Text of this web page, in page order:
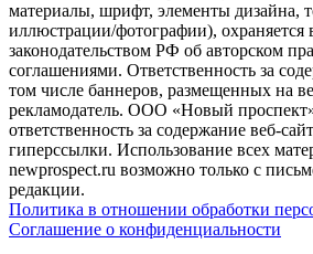
материалы, шрифт, элементы дизайна,
иллюстрации/фотографии), охраняется
законодательством РФ об авторском
соглашениями. Ответственность за
том числе баннеров, размещенных на
рекламодатель. ООО «Новый
ответственность за содержание веб-
гиперссылки. Использование всех
newprospect.ru возможно только с
редакции.
Политика в отношении обработки
Соглашение о конфиденциальности